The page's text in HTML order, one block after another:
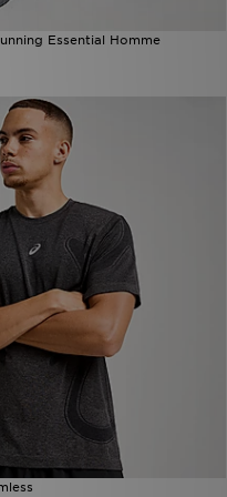
Essential Homme